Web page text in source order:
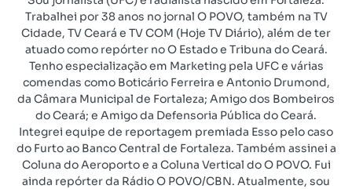
Trabalhei por 38 anos no jornal O POVO, também na TV
Cidade, TV Ceará e TV COM (Hoje TV Diário), além de ter
atuado como repórter no O Estado e Tribuna do Ceará.
Tenho especialização em Marketing pela UFC e várias
comendas como Boticário Ferreira e Antonio Drumond,
da Câmara Municipal de Fortaleza; Amigo dos Bombeiros
do Ceará; e Amigo da Defensoria Pública do Ceará.
Integrei equipe de reportagem premiada Esso pelo caso
do Furto ao Banco Central de Fortaleza. Também assinei a
Coluna do Aeroporto e a Coluna Vertical do O POVO. Fui
ainda repórter da Rádio O POVO/CBN. Atualmente, sou